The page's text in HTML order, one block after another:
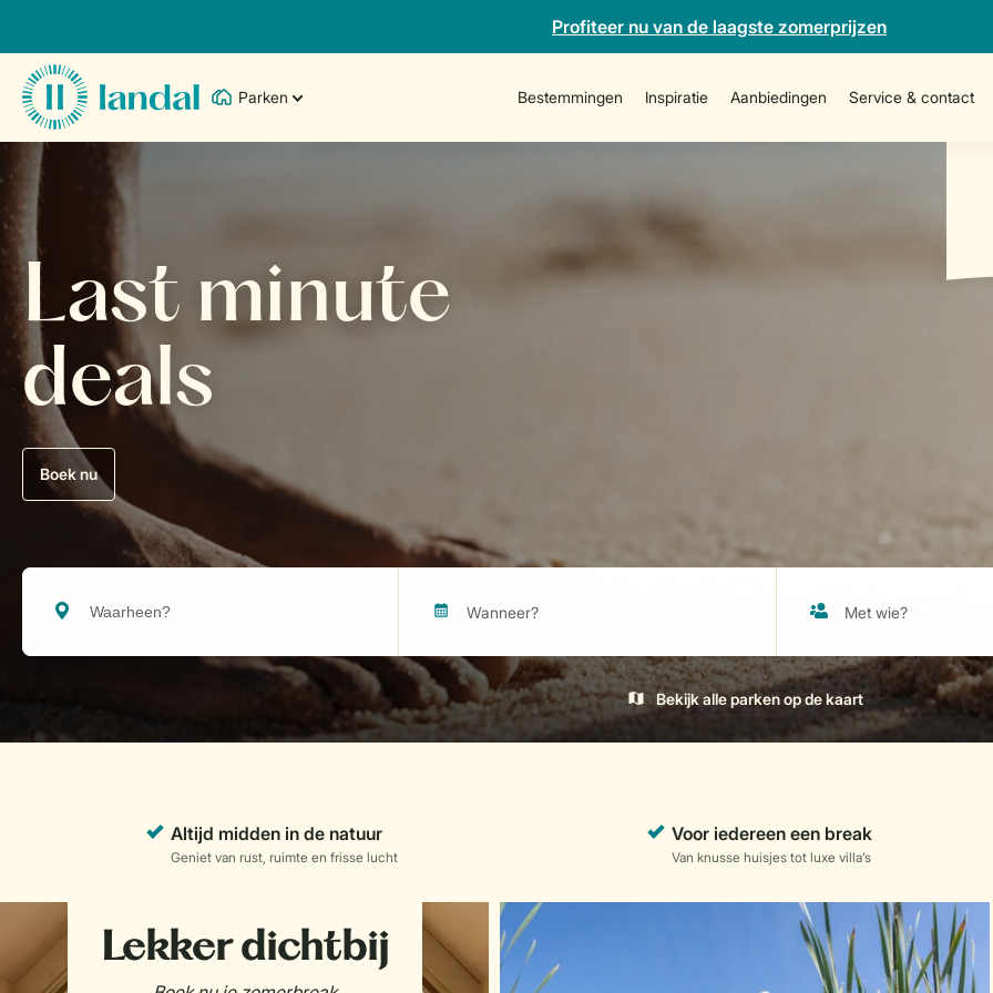
Profiteer nu van de laagste zomerprijzen
Parken Bestemmingen Inspiratie Aanbiedingen Service & contact
Last minute
deals
Boek nu
Bekijk alle parken op de kaart